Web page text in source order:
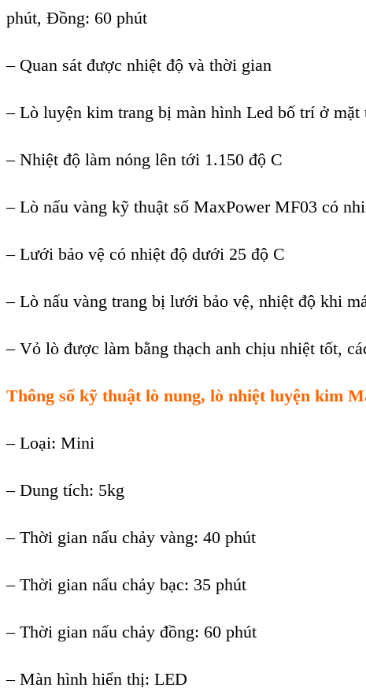
phút, Đồng: 60 phút
– Quan sát được nhiệt độ và thời gian
– Lò luyện kim trang bị màn hình Led bố trí ở mặt
– Nhiệt độ làm nóng lên tới 1.150 độ C
– Lò nấu vàng kỹ thuật số MaxPower MF03 có nhi
– Lưới bảo vệ có nhiệt độ dưới 25 độ C
– Lò nấu vàng trang bị lưới bảo vệ, nhiệt độ khi m
– Vỏ lò được làm bằng thạch anh chịu nhiệt tốt, c
Thông số kỹ thuật lò nung, lò nhiệt luyện kim
– Loại: Mini
– Dung tích: 5kg
– Thời gian nấu chảy vàng: 40 phút
– Thời gian nấu chảy bạc: 35 phút
– Thời gian nấu chảy đồng: 60 phút
– Màn hình hiển thị: LED